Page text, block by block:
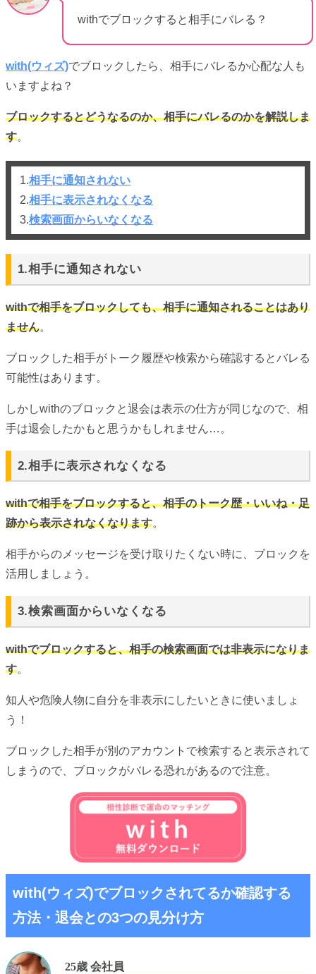
withでブロックすると相手にバレる？
with(ウィズ)でブロックしたら、相手にバレるか心配な人も
いますよね？
ブロックするとどうなるのか、相手にバレるのかを解説しま
す。
1.相手に通知されない
2.相手に表示されなくなる
3.検索画面からいなくなる
1.相手に通知されない
withで相手をブロックしても、相手に通知されることはあり
ません。
ブロックした相手がトーク履歴や検索から確認するとバレる
可能性はあります。
しかしwithのブロックと退会は表示の仕方が同じなので、相
手は退会したかもと思うかもしれません…。
2.相手に表示されなくなる
withで相手をブロックすると、相手のトーク歴・いいね・足
跡から表示されなくなります。
相手からのメッセージを受け取りたくない時に、ブロックを
活用しましょう。
3.検索画面からいなくなる
withでブロックすると、相手の検索画面では非表示になりま
す。
知人や危険人物に自分を非表示にしたいときに使いましょ
う！
ブロックした相手が別のアカウントで検索すると表示されて
しまうので、ブロックがバレる恐れがあるので注意。
with(ウィズ)でブロックされてるか確認する
方法・退会との3つの見分け方
25歳 会社員